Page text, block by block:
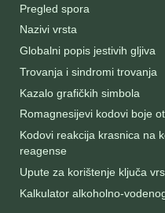
Pregled spora
Nazivi vrsta
Globalni popis jestivih gljiva
Trovanja i sindromi trovanja
Kazalo grafičkih simbola
Romagnesijevi kodovi boje
Kodovi reakcija krasnica na
reagense
Upute za korištenje ključa
Kalkulator alkoholno-